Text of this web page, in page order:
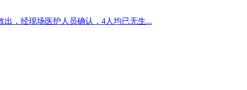
出，经现场医护人员确认，4人均已无生...